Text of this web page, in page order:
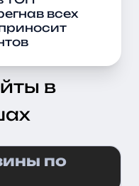
всех
в
по